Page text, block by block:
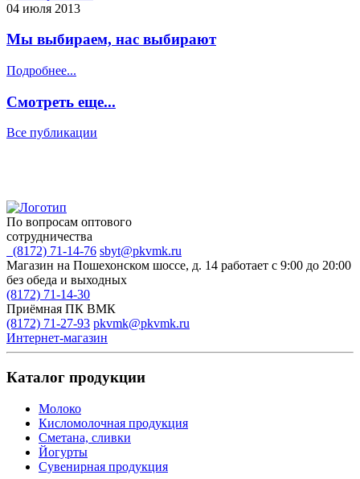
04 июля 2013
Мы выбираем, нас выбирают
Подробнее...
Смотреть еще...
Все публикации
По вопросам оптового
сотрудничества
(8172) 71-14-76 sbyt@pkvmk.ru
Магазин на Пошехонском шоссе, д. 14 работает с 9:00 до 20:00
без обеда и выходных
(8172) 71-14-30
Приёмная ПК ВМК
(8172) 71-27-93 pkvmk@pkvmk.ru
Интернет-магазин
Каталог продукции
Молоко
Кисломолочная продукция
Сметана, сливки
Йогурты
Сувенирная продукция